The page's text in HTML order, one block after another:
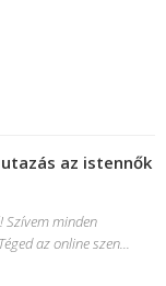
az istennők
Szívem minden
az online szen...